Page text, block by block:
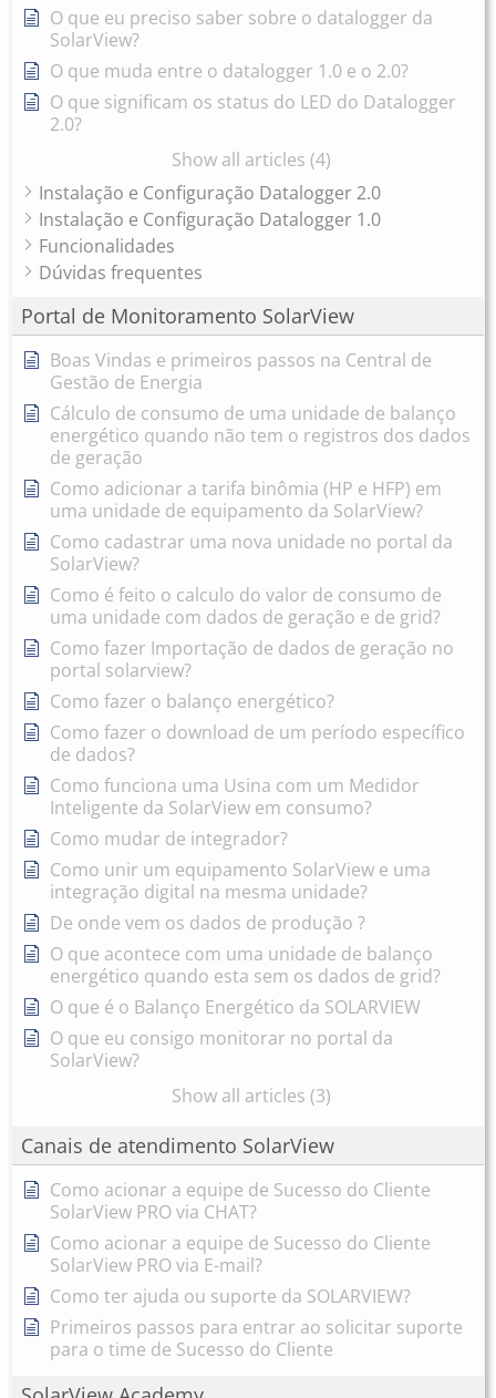
O que eu preciso saber sobre o datalogger da
SolarView?
O que muda entre o datalogger 1.0 e o 2.0?
O que significam os status do LED do Datalogger
2.0?
Show all articles (4)
Instalação e Configuração Datalogger 2.0
Instalação e Configuração Datalogger 1.0
Funcionalidades
Dúvidas frequentes
Portal de Monitoramento SolarView
Boas Vindas e primeiros passos na Central de
Gestão de Energia
Cálculo de consumo de uma unidade de balanço
energético quando não tem o registros dos dados
de geração
Como adicionar a tarifa binômia (HP e HFP) em
uma unidade de equipamento da SolarView?
Como cadastrar uma nova unidade no portal da
SolarView?
Como é feito o calculo do valor de consumo de
uma unidade com dados de geração e de grid?
Como fazer Importação de dados de geração no
portal solarview?
Como fazer o balanço energético?
Como fazer o download de um período específico
de dados?
Como funciona uma Usina com um Medidor
Inteligente da SolarView em consumo?
Como mudar de integrador?
Como unir um equipamento SolarView e uma
integração digital na mesma unidade?
De onde vem os dados de produção ?
O que acontece com uma unidade de balanço
energético quando esta sem os dados de grid?
O que é o Balanço Energético da SOLARVIEW
O que eu consigo monitorar no portal da
SolarView?
Show all articles (3)
Canais de atendimento SolarView
Como acionar a equipe de Sucesso do Cliente
SolarView PRO via CHAT?
Como acionar a equipe de Sucesso do Cliente
SolarView PRO via E-mail?
Como ter ajuda ou suporte da SOLARVIEW?
Primeiros passos para entrar ao solicitar suporte
para o time de Sucesso do Cliente